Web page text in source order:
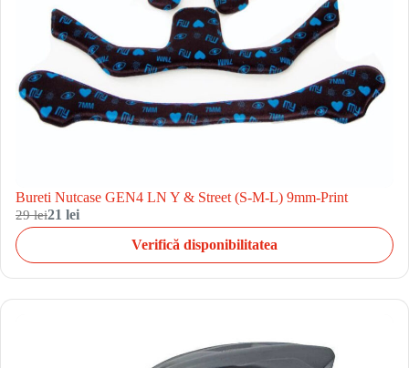
Bureti Nutcase GEN4 LN Y & Street (S-M-L) 9mm-Print
29 lei21 lei
Verifică disponibilitatea